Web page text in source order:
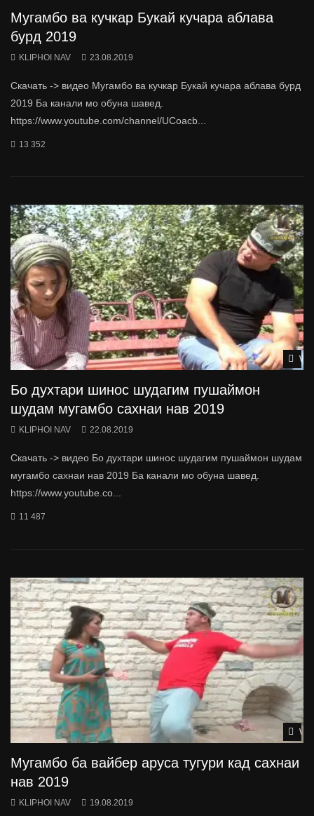
Мугамбо ва кучкар Букай кучара аблава
бурд 2019
KLIPHOI NAV 23.08.2019
Скачать -> видео Мугамбо ва кучкар Букай кучара аблава бурд
2019 Ба канали мо обуна шавед.
https://www.youtube.com/channel/UCoacb...
13 352
Бо духтари шинос шудагим пушаймон
шудам мугамбо сахнаи нав 2019
KLIPHOI NAV 22.08.2019
Скачать -> видео Бо духтари шинос шудагим пушаймон шудам
мугамбо сахнаи нав 2019 Ба канали мо обуна шавед.
https://www.youtube.co...
11 487
Мугамбо ба вайбер аруса тугури кад сахнаи
нав 2019
KLIPHOI NAV 19.08.2019